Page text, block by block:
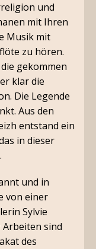
und
mit Ihren
Musik mit
zu hören.
gekommen
klar die
Die Legende
Aus den
entstand ein
in dieser
und in
von einer
Sylvie
sind
des